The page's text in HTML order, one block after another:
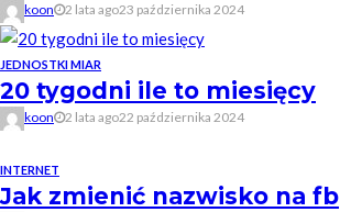
koon 2 lata ago23 października 2024
JEDNOSTKI MIAR
20 tygodni ile to miesięcy
koon 2 lata ago22 października 2024
INTERNET
Jak zmienić nazwisko na fb